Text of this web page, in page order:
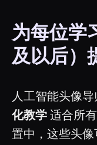
为每位学
及以后）
人工智能头像
化教学 适合所
置中，这些头